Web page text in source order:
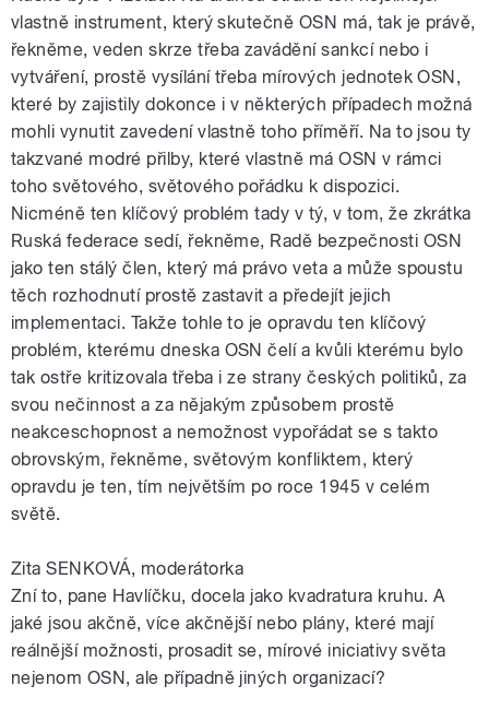
vlastně instrument, který skutečně OSN má, tak je právě,
řekněme, veden skrze třeba zavádění sankcí nebo i
vytváření, prostě vysílání třeba mírových jednotek OSN,
které by zajistily dokonce i v některých případech možná
mohli vynutit zavedení vlastně toho příměří. Na to jsou ty
takzvané modré přilby, které vlastně má OSN v rámci
toho světového, světového pořádku k dispozici.
Nicméně ten klíčový problém tady v tý, v tom, že zkrátka
Ruská federace sedí, řekněme, Radě bezpečnosti OSN
jako ten stálý člen, který má právo veta a může spoustu
těch rozhodnutí prostě zastavit a předejít jejich
implementaci. Takže tohle to je opravdu ten klíčový
problém, kterému dneska OSN čelí a kvůli kterému bylo
tak ostře kritizovala třeba i ze strany českých politiků, za
svou nečinnost a za nějakým způsobem prostě
neakceschopnost a nemožnost vypořádat se s takto
obrovským, řekněme, světovým konfliktem, který
opravdu je ten, tím největším po roce 1945 v celém
světě.
Zita SENKOVÁ, moderátorka
Zní to, pane Havlíčku, docela jako kvadratura kruhu. A
jaké jsou akčně, více akčnější nebo plány, které mají
reálnější možnosti, prosadit se, mírové iniciativy světa
nejenom OSN, ale případně jiných organizací?